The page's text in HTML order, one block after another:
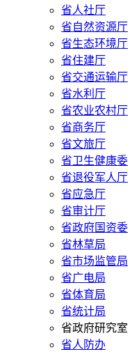
省人社厅
省自然资源厅
省生态环境厅
省住建厅
省交通运输厅
省水利厅
省农业农村厅
省商务厅
省文旅厅
省卫生健康委
省退役军人厅
省应急厅
省审计厅
省政府国资委
省林草局
省市场监管局
省广电局
省体育局
省统计局
省政府研究室
省人防办